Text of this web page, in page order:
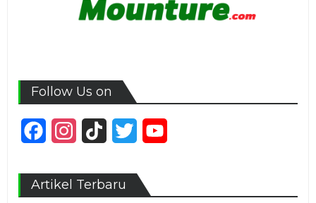
Follow Us on
FacebookInstagram
TikTok Twitter
Artikel Terbaru